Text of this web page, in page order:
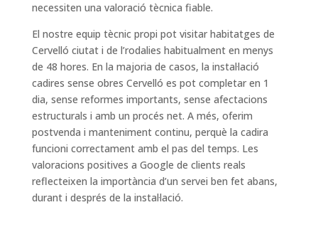
necessiten una valoració tècnica fiable.
El nostre equip tècnic propi pot visitar habitatges de
Cervelló ciutat i de l’rodalies habitualment en menys
de 48 hores. En la majoria de casos, la instal·lació
cadires sense obres Cervelló es pot completar en 1
dia, sense reformes importants, sense afectacions
estructurals i amb un procés net. A més, oferim
postvenda i manteniment continu, perquè la cadira
funcioni correctament amb el pas del temps. Les
valoracions positives a Google de clients reals
reflecteixen la importància d’un servei ben fet abans,
durant i després de la instal·lació.